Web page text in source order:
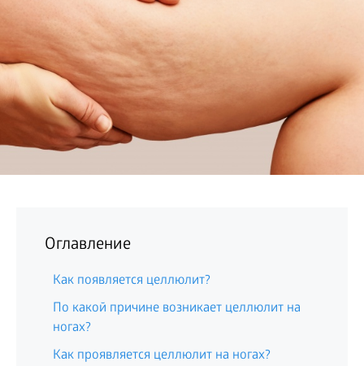
Оглавление
Как появляется целлюлит?
По какой причине возникает целлюлит на
ногах?
Как проявляется целлюлит на ногах?